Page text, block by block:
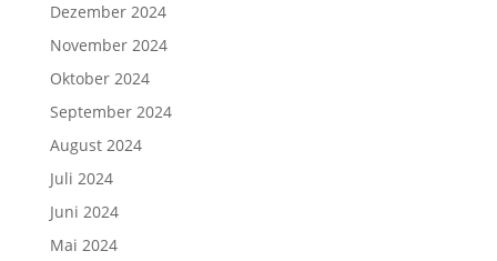
Dezember 2024
November 2024
Oktober 2024
September 2024
August 2024
Juli 2024
Juni 2024
Mai 2024